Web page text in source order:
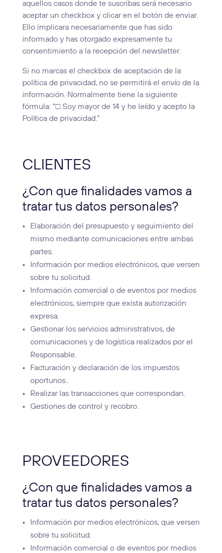
aquellos casos donde te suscribas será necesario
aceptar un checkbox y clicar en el botón de enviar.
Ello implicara necesariamente que has sido
informado y has otorgado expresamente tu
consentimiento a la recepción del newsletter.
Si no marcas el checkbox de aceptación de la
política de privacidad, no se permitirá el envío de la
información. Normalmente tiene la siguiente
fórmula: “□ Soy mayor de 14 y he leído y acepto la
Política de privacidad.”
CLIENTES
¿Con que finalidades vamos a
tratar tus datos personales?
Elaboración del presupuesto y seguimiento del
mismo mediante comunicaciones entre ambas
partes.
Información por medios electrónicos, que versen
sobre tu solicitud.
Información comercial o de eventos por medios
electrónicos, siempre que exista autorización
expresa.
Gestionar los servicios administrativos, de
comunicaciones y de logística realizados por el
Responsable.
Facturación y declaración de los impuestos
oportunos..
Realizar las transacciones que correspondan.
Gestiones de control y recobro.
PROVEEDORES
¿Con que finalidades vamos a
tratar tus datos personales?
Información por medios electrónicos, que versen
sobre tu solicitud.
Información comercial o de eventos por medios